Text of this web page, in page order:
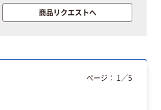
商品リクエストへ
ページ： 1 ／5